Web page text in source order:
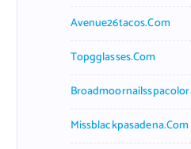
Avenue26tacos.com
Topgglasses.com
Missblackpasadena.com